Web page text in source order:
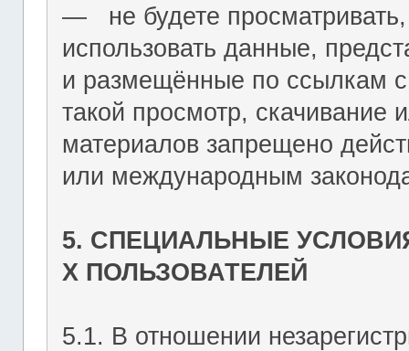
― не будете
использовать данные,
и размещённые по ссылкам
такой просмотр, скачивание
материалов запрещено
или международным
5. СПЕЦИАЛЬНЫЕ
Х ПОЛЬЗОВАТЕЛЕЙ
5.1. В отношении